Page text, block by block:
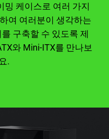
밍 케이스로 여러 가지
여 여러분이 생각하는
구축할 수 있도록 제
와 Mini-ITX를 만나보
.